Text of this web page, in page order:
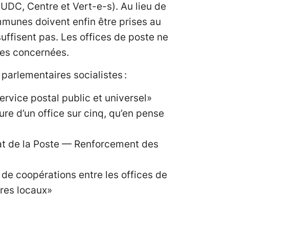
Centre et Vert-e-s). Au lieu de
doivent enfin être prises au
pas. Les offices de poste ne
concernées.
socialistes :
postal public et universel»
d’un office sur cinq, qu’en pense
de la Poste — Renforcement des
coopérations entre les offices de
locaux»